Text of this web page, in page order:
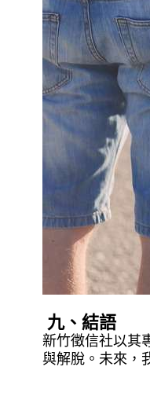
九、結語
新竹徵信社以其
與解脫。未來，